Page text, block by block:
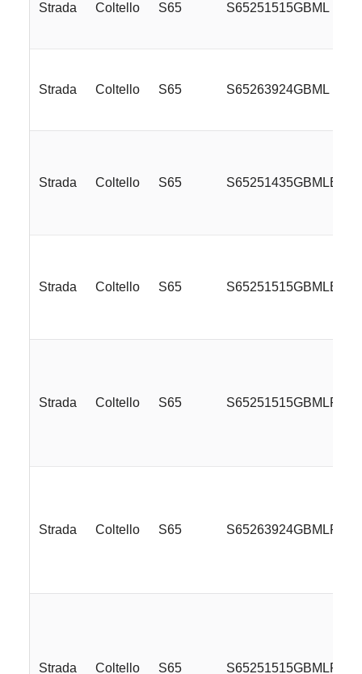
Strada Coltello S65 S65251515GBML
Strada Coltello S65 S65263924GBML
Strada Coltello S65 S65251435GBMLE
Strada Coltello S65 S65251515GBMLE
Strada Coltello S65 S65251515GBMLR
Strada Coltello S65 S65263924GBMLR
Strada Coltello S65 S65251515GBMLRE